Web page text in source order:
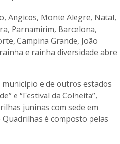
Angicos, Monte Alegre, Natal,
Parnamirim, Barcelona,
Campina Grande, João
e rainha diversidade abre
e de outros estados
e “Festival da Colheita”,
juninas com sede em
é composto pelas